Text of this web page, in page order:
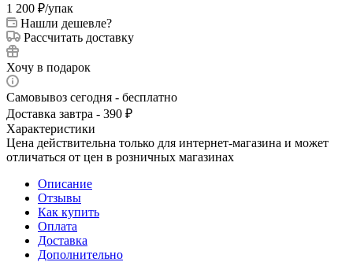
1 200 ₽/упак
Нашли дешевле?
Рассчитать доставку
Хочу в подарок
Самовывоз сегодня - бесплатно
Доставка завтра - 390 ₽
Характеристики
Цена действительна только для интернет-магазина и может
отличаться от цен в розничных магазинах
Описание
Отзывы
Как купить
Оплата
Доставка
Дополнительно